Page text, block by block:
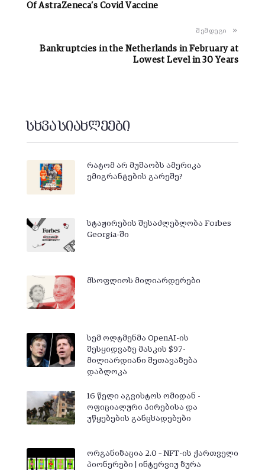
Of AstraZeneca’s Covid Vaccine
შემდეგი
Bankruptcies in the Netherlands in February at
Lowest Level in 30 Years
სხვა სიახლეები
რატომ არ მუშაობს ამერიკა
ემიგრანტების გარეშე?
სტაჟირების შესაძლებლობა Forbes
Georgia-ში
მსოფლიოს მილიარდერები
სემ ოლტმენმა OpenAI-ის
შესყიდვაზე მასკის $97-
მილიარდიანი შეთავაზება
დაბლოკა
16 წელი აგვისტოს ომიდან -
ოფიციალური პირებისა და
უწყებების განცხადებები
ორგანიზაცია 2.0 – NFT-ის ქართველი
პიონერები | ინტერვიუ ზურა